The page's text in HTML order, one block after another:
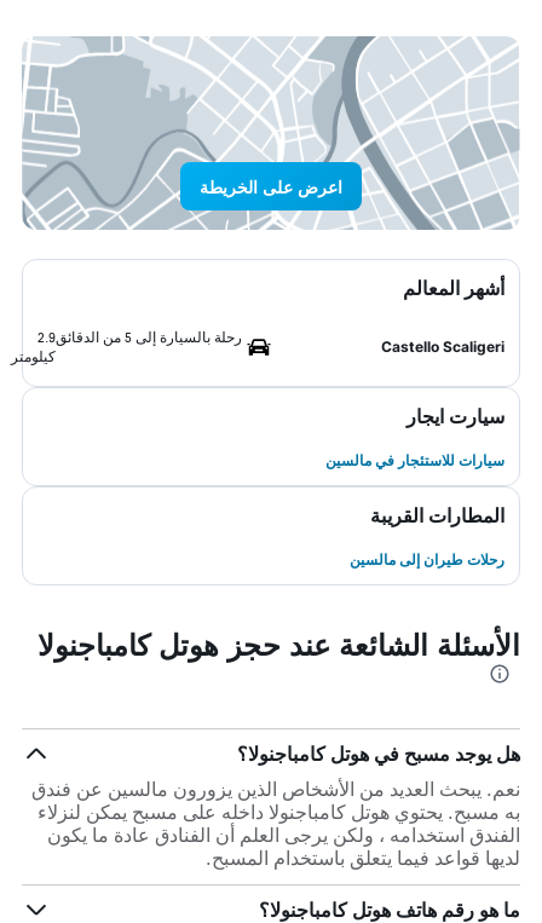
اعرض على الخريطة
أشهر المعالم
Castello Scaligeri
رحلة بالسيارة إلى 5 من الدقائق
2.9
كيلومتر
سيارت ايجار
سيارات للاستئجار في مالسين
المطارات القريبة
رحلات طيران إلى مالسين
الأسئلة الشائعة عند حجز هوتل كامباجنولا
هل يوجد مسبح في هوتل كامباجنولا؟
نعم. يبحث العديد من الأشخاص الذين يزورون مالسين عن فندق
به مسبح. يحتوي هوتل كامباجنولا داخله على مسبح يمكن لنزلاء
الفندق استخدامه ، ولكن يرجى العلم أن الفنادق عادة ما يكون
لديها قواعد فيما يتعلق باستخدام المسبح.
ما هو رقم هاتف هوتل كامباجنولا؟